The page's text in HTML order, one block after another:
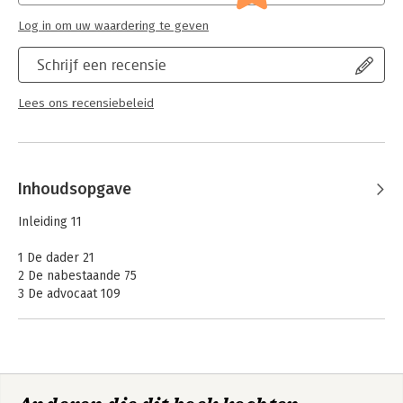
Schrijf een recensie
Lees ons recensiebeleid
Log in om uw waardering te geven
Inhoudsopgave
Inleiding 11
1 De dader 21
2 De nabestaande 75
3 De advocaat 109